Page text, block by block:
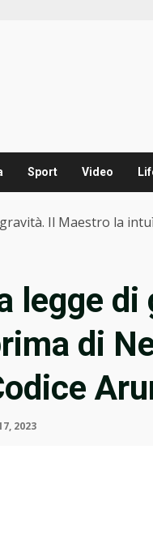
Sport Video
Il Maestro la
legge
di
2023